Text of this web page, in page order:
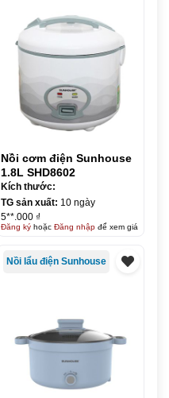
Nồi cơm điện Sunhouse
1.8L SHD8602
Kích thước:
TG sản xuất: 10 ngày
5**.000 ₫
Đăng kýhoặc Đăng nhậpđể xem giá
Nồi lẩu điện Sunhouse